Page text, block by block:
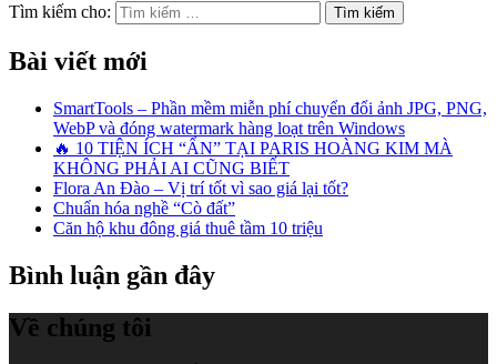
Tìm kiếm cho:
Bài viết mới
SmartTools – Phần mềm miễn phí chuyển đổi ảnh JPG, PNG,
WebP và đóng watermark hàng loạt trên Windows
🔥 10 TIỆN ÍCH “ẨN” TẠI PARIS HOÀNG KIM MÀ
KHÔNG PHẢI AI CŨNG BIẾT
Flora An Đào – Vị trí tốt vì sao giá lại tốt?
Chuẩn hóa nghề “Cò đất”
Căn hộ khu đông giá thuê tầm 10 triệu
Bình luận gần đây
Về chúng tôi